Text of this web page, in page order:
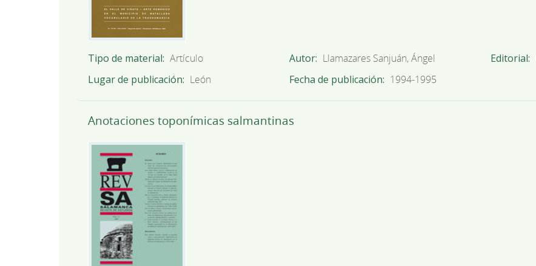
Tipo de material Artículo Autor Llamazares Sanjuán, Ángel Editorial
Lugar de publicación
León Fecha de publicación 1994-1995
Anotaciones toponímicas salmantinas